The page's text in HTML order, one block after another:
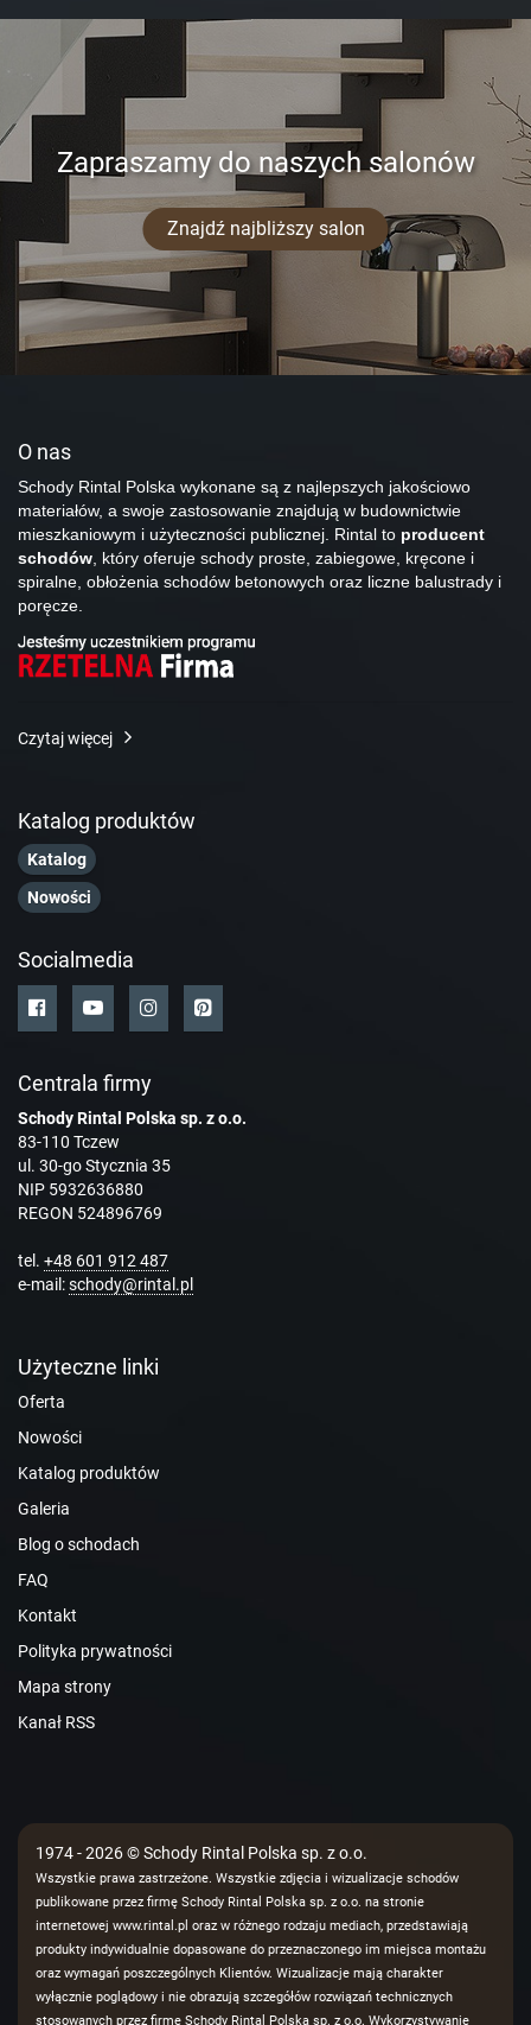
Zapraszamy do naszych salonów
Znajdź najbliższy salon
O nas
Schody Rintal Polska wykonane są z najlepszych jakościowo
materiałów, a swoje zastosowanie znajdują w budownictwie
mieszkaniowym i użyteczności publicznej. Rintal to producent
schodów, który oferuje schody proste, zabiegowe, kręcone i
spiralne, obłożenia schodów betonowych oraz liczne balustrady i
poręcze.
Czytaj więcej
Katalog produktów
Katalog
Nowości
Socialmedia
Centrala firmy
Schody Rintal Polska sp. z o.o.
83-110 Tczew
ul. 30-go Stycznia 35
NIP 5932636880
REGON 524896769
tel. +48 601 912 487
e-mail:schody@rintal.pl
Użyteczne linki
Oferta
Nowości
Katalog produktów
Galeria
Blog o schodach
FAQ
Kontakt
Polityka prywatności
Mapa strony
Kanał RSS
1974 - 2026 © Schody Rintal Polska sp. z o.o.
Wszystkie prawa zastrzeżone. Wszystkie zdjęcia i wizualizacje schodów
publikowane przez firmę Schody Rintal Polska sp. z o.o. na stronie
internetowej www.rintal.pl oraz w różnego rodzaju mediach, przedstawiają
produkty indywidualnie dopasowane do przeznaczonego im miejsca montażu
oraz wymagań poszczególnych Klientów. Wizualizacje mają charakter
wyłącznie poglądowy i nie obrazują szczegółów rozwiązań technicznych
stosowanych przez firmę Schody Rintal Polska sp. z o.o. Wykorzystywanie